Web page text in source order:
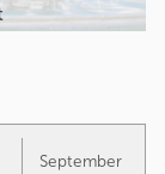
September